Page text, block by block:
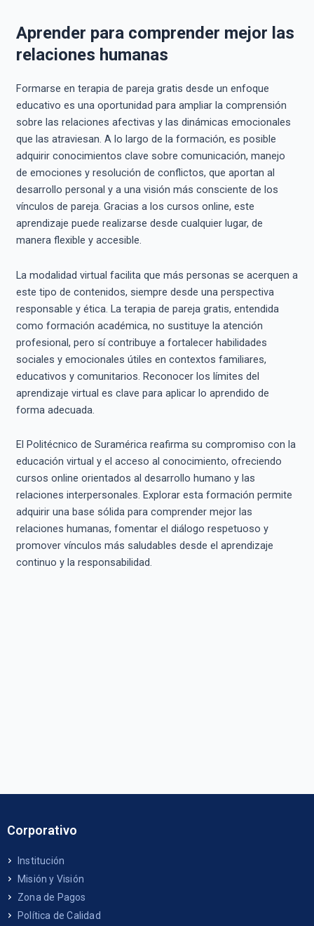
Aprender para comprender mejor las
relaciones humanas
Formarse en terapia de pareja gratis desde un enfoque
educativo es una oportunidad para ampliar la comprensión
sobre las relaciones afectivas y las dinámicas emocionales
que las atraviesan. A lo largo de la formación, es posible
adquirir conocimientos clave sobre comunicación, manejo
de emociones y resolución de conflictos, que aportan al
desarrollo personal y a una visión más consciente de los
vínculos de pareja. Gracias a los cursos online, este
aprendizaje puede realizarse desde cualquier lugar, de
manera flexible y accesible.
La modalidad virtual facilita que más personas se acerquen a
este tipo de contenidos, siempre desde una perspectiva
responsable y ética. La terapia de pareja gratis, entendida
como formación académica, no sustituye la atención
profesional, pero sí contribuye a fortalecer habilidades
sociales y emocionales útiles en contextos familiares,
educativos y comunitarios. Reconocer los límites del
aprendizaje virtual es clave para aplicar lo aprendido de
forma adecuada.
El Politécnico de Suramérica reafirma su compromiso con la
educación virtual y el acceso al conocimiento, ofreciendo
cursos online orientados al desarrollo humano y las
relaciones interpersonales. Explorar esta formación permite
adquirir una base sólida para comprender mejor las
relaciones humanas, fomentar el diálogo respetuoso y
promover vínculos más saludables desde el aprendizaje
continuo y la responsabilidad.
Corporativo
Institución
Misión y Visión
Zona de Pagos
Política de Calidad